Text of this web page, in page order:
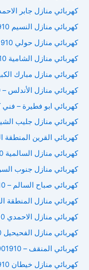
كهربائي منازل جابر الاحمد 66901910
كهربائي منازل النسيم 66901910 فني كهربائي
كهربائي منازل حولي 66901910 كهربائي الكويت
كهربائي منازل الشامية 66901910 فني كهربائي
كهربائي منازل مبارك الكبير 66901910
كهربائي منازل الأندلس – 66901910 – فني كهربائي
كهربائي ابو فطيرة – فني
كهربائي منازل جليب الشيوخ 66901910
كهربائي القرين المنطقة العاشرة
كهربائي منازل السالمية 66901910 فني كهربائي
كهربائي منازل جنوب السرة 66901910
كهربائي صباح السالم – 66901910 – كهربائي العدان
كهربائي منازل المنطقة العاشرة
كهربائي منازل الاحمدي 66901910 فني كهربائي
كهربائي منازل الفحيحيل 66901910 فني كهربائي
كهربائي المنقف – 66901910 – كهربائي منازل – كهربائي الكويت
كهربائي منازل خيطان 66901910 فني كهربائي